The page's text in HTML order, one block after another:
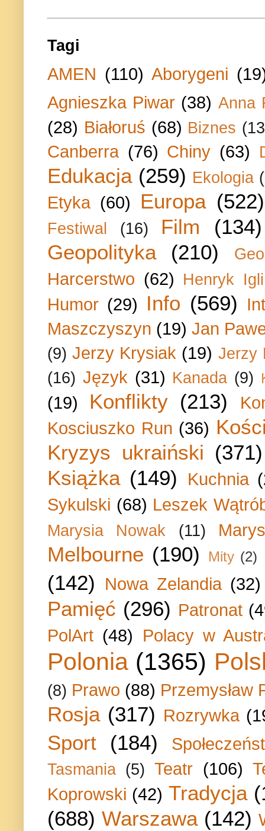
Tagi
AMEN (110) Aborygeni
Agnieszka Piwar (38) Anna
(28) Białoruś (68) Biznes
Canberra (76) Chiny (63)
Edukacja (259) Ekologia
Etyka (60) Europa (522)
Festiwal (16) Film
(134)
Geopolityka
(210)
Harcerstwo (62) Henryk
Humor (29) Info (569)
Maszczyszyn (19) Jan
(9) Jerzy Krysiak (19) Jerzy
(16) Język (31) Kanada (9)
(19) Konflikty (213)
Kosciuszko Run (36)
Kryzys ukraiński (371)
Książka (149) Kuchnia
Sykulski (68) Leszek
Marysia Nowak (11)
Melbourne (190) Mity (2)
(142) Nowa Zelandia (32)
Pamięć (296) Patronat
PolArt (48) Polacy w
Polonia (1365)
(8) Prawo (88) Przemysław
Rosja (317) Rozrywka
Sport (184)
Tasmania (5) Teatr (106)
Koprowski (42) Tradycja
(688) Warszawa (142)